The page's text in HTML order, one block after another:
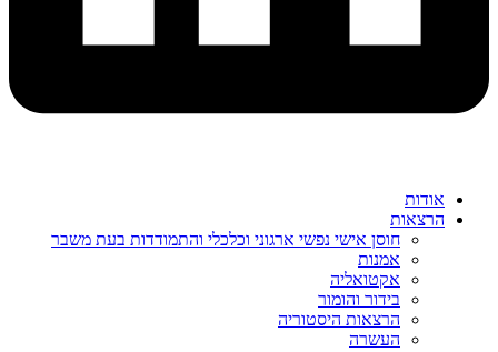
אודות
הרצאות
חוסן אישי נפשי ארגוני וכלכלי והתמודדות בעת משבר
אמנות
אקטואליה
בידור והומור
הרצאות היסטוריה
העשרה